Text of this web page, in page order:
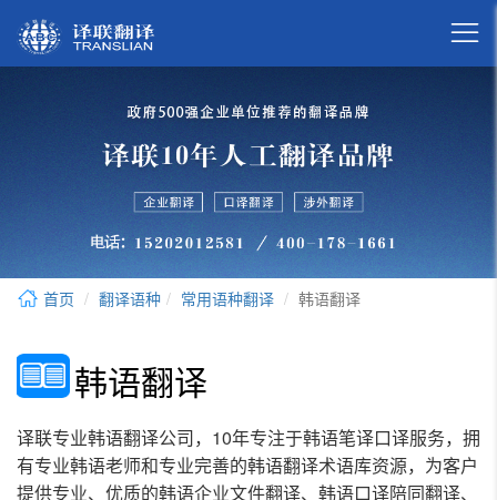

首页 翻译语种 常用语种翻译 韩语翻译
韩语翻译
译联专业韩语翻译公司，10年专注于韩语笔译口译服务，拥
有专业韩语老师和专业完善的韩语翻译术语库资源，为客户
提供专业、优质的韩语企业文件翻译、韩语口译陪同翻译、